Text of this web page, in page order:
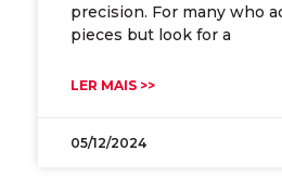
precision. For many who
pieces but look for a
LER MAIS >>
05/12/2024